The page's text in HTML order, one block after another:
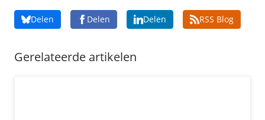
Delen Delen Delen RSS Blog
Gerelateerde artikelen